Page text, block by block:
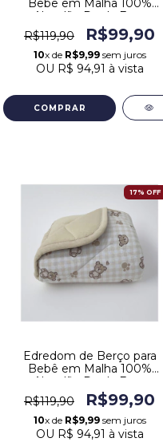
Algodão Dupla Face
Estampa Safari Cinza
R$119,90 R$99,90
10x de R$9,99sem juros
OU R$ 94,91 à vista
17% OFF
Edredom de Berço para
Bebê em Malha 100%
Algodão Dupla Face
Estampa Ursinho Bege
R$119,90 R$99,90
10x de R$9,99sem juros
OU R$ 94,91 à vista